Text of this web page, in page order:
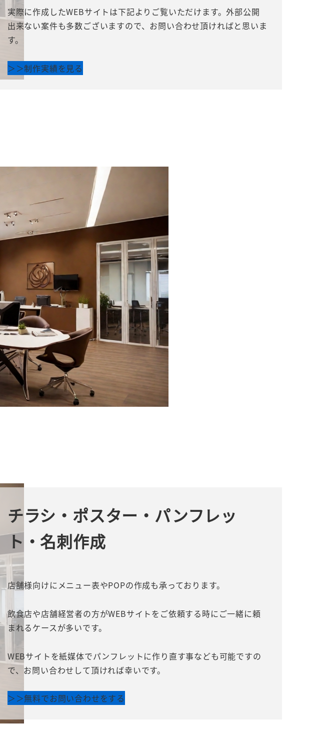
実際に作成したWEBサイトは下記よりご覧いただけます。外部公開
出来ない案件も多数ございますので、お問い合わせ頂ければと思いま
す。
＞＞制作実績を見る
チラシ・ポスター・パンフレッ
ト・名刺作成
店舗様向けにメニュー表やPOPの作成も承っております。
飲食店や店舗経営者の方がWEBサイトをご依頼する時にご一緒に頼
まれるケースが多いです。
WEBサイトを紙媒体でパンフレットに作り直す事なども可能ですの
で、お問い合わせして頂ければ幸いです。
＞＞無料でお問い合わせをする